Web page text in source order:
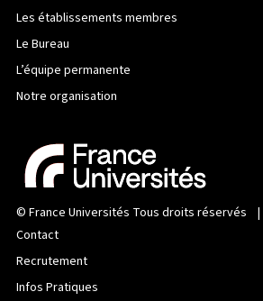
Les établissements membres
Le Bureau
L’équipe permanente
Notre organisation
© France Universités Tous droits réservés |
Contact
Recrutement
Infos Pratiques